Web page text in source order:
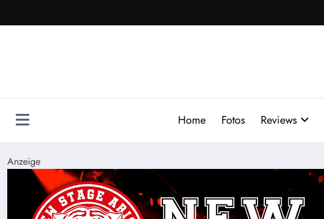
Inhalt
Home Fotos Reviews
Anzeige